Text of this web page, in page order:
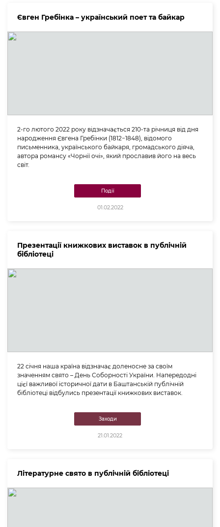
Євген Гребінка – український поет та байкар
2-го лютого 2022 року відзначається 210-та річниця від дня
народження Євгена Гребінки (1812−1848), відомого
письменника, українського байкаря, громадського діяча,
автора романсу «Чорнії очі», який прославив його на весь
світ.
Події
01.02.2022
Презентації книжкових виставок в публічній
бібліотеці
22 січня наша країна відзначає доленосне за своїм
значенням свято – День Соборності України. Напередодні
цієї важливої історичної дати в Баштанській публічній
бібліотеці відбулись презентації книжкових виставок.
Заходи
21.01.2022
Літературне свято в публічній бібліотеці